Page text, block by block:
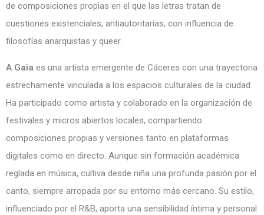
de composiciones propias en el que las letras tratan de
cuestiones existenciales, antiautoritarias, con influencia de
filosofías anarquistas y queer.
A Gaia es una artista emergente de Cáceres con una trayectoria
estrechamente vinculada a los espacios culturales de la ciudad.
Ha participado como artista y colaborado en la organización de
festivales y micros abiertos locales, compartiendo
composiciones propias y versiones tanto en plataformas
digitales como en directo. Aunque sin formación académica
reglada en música, cultiva desde niña una profunda pasión por el
canto, siempre arropada por su entorno más cercano. Su estilo,
influenciado por el R&B, aporta una sensibilidad íntima y personal